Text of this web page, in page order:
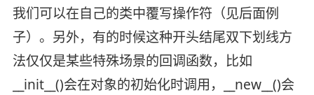
我们可以在自己的类中覆写操作符（见后面例
子）。另外，有的时候这种开头结尾双下划线方
法仅仅是某些特殊场景的回调函数，比如
__init__()会在对象的初始化时调用，__new__()会